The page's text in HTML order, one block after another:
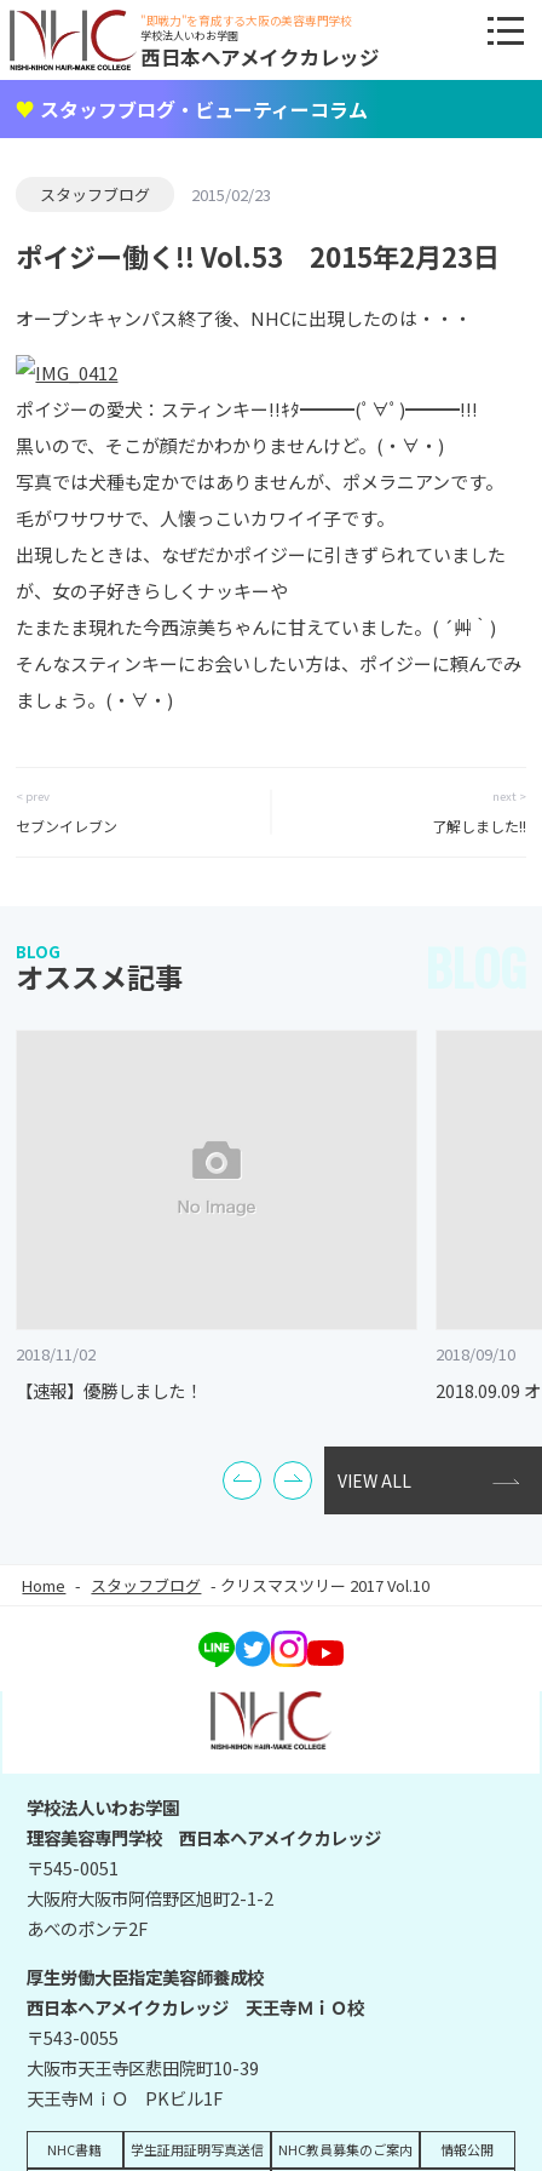
"即戦力"を育成する大阪の美容専門学校
学校法人いわお学園
西日本ヘアメイクカレッジ
スタッフブログ・ビューティーコラム
スタッフブログ 2015/02/23
ポイジー働く!! Vol.53 2015年2月23日
オープンキャンパス終了後、NHCに出現したのは・・・
ポイジーの愛犬：スティンキー!!ｷﾀ━━━(ﾟ∀ﾟ)━━━!!!
黒いので、そこが顔だかわかりませんけど。(・∀・)
写真では犬種も定かではありませんが、ポメラニアンです。
毛がワサワサで、人懐っこいカワイイ子です。
出現したときは、なぜだかポイジーに引きずられていました
が、女の子好きらしくナッキーや
たまたま現れた今西涼美ちゃんに甘えていました。( ´艸｀)
そんなスティンキーにお会いしたい方は、ポイジーに頼んでみ
ましょう。(・∀・)
< prev
セブンイレブン
next >
了解しました!!
BLOG
オススメ記事
2018/11/02
【速報】優勝しました！
2018/09/10
2018.09.09
VIEW ALL
Home - スタッフブログ - クリスマスツリー 2017 Vol.10
学校法人いわお学園
理容美容専門学校 西日本ヘアメイクカレッジ
〒545-0051
大阪府大阪市阿倍野区旭町2-1-2
あべのポンテ2F
厚生労働大臣指定美容師養成校
西日本ヘアメイクカレッジ 天王寺ＭｉＯ校
〒543-0055
大阪市天王寺区悲田院町10-39
天王寺ＭｉＯ PKビル1F
NHC書籍 学生証用証明写真送信 NHC教員募集のご案内 情報公開